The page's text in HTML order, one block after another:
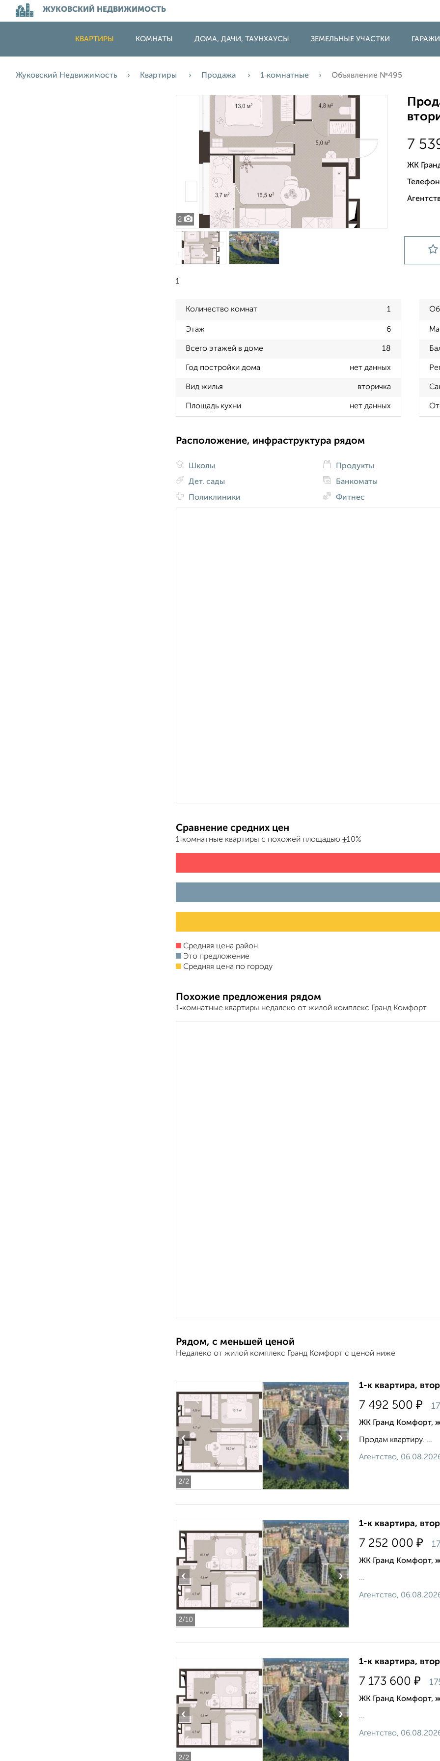
ЖУКОВСКИЙ НЕДВИЖИМОСТЬ
КВАРТИРЫ КОМНАТЫ ДОМА, ДАЧИ, ТАУНХАУСЫ ЗЕМЕЛЬНЫЕ УЧАСТКИ
Жуковский Недвижимость Квартиры Продажа 1‑комнатные Объявление №495
2
7
ЖК
1
Количество комнат 1
Этаж 6
Всего этажей в доме 18
Год постройки дома нет данных
Вид жилья вторичка
Площадь кухни нет данных
Расположение, инфраструктура рядом
Школы
Дет. сады
Поликлиники
Продукты
Банкоматы
Фитнес
Сравнение средних цен
1‑комнатные квартиры с похожей площадью ±10%
Средняя цена район
Это предложение
Средняя цена по городу
Похожие предложения рядом
1‑комнатные квартиры недалеко от жилой комплекс Гранд Комфорт
Рядом, с меньшей ценой
Недалеко от жилой комплекс Гранд Комфорт с ценой ниже
2/2
‹ ›
1-к квартира,
7 492 500 ₽
ЖК Гранд Комфорт,
Продам квартиру. ...
Агентство,
2/10
‹ ›
1-к квартира,
7 252 000 ₽
ЖК Гранд Комфорт,
...
Агентство,
2/2
‹ ›
1-к квартира,
7 173 600 ₽
ЖК Гранд Комфорт,
...
Агентство,